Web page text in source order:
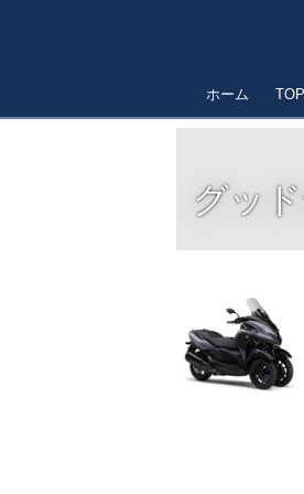
ホーム
グッ